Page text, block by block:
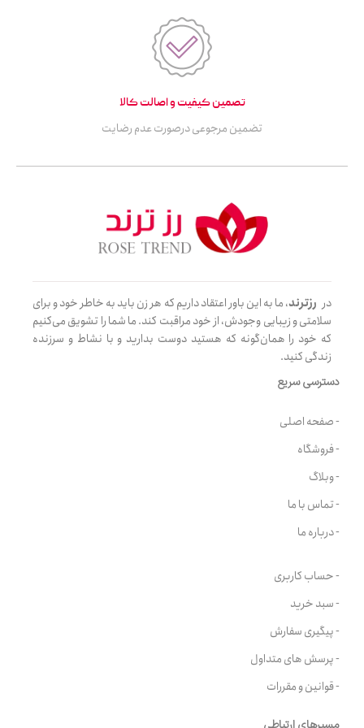
تصمین کیفیت و اصالت کالا
تضمین مرجوعی درصورت عدم رضایت
در رزترند، ما به این باور اعتقاد داریم که هر زن باید به خاطر خود و برای
سلامتی و زیبایی وجودش، از خود مراقبت کند. ما شما را تشویق می‌کنیم
که خود را همان‌گونه که هستید دوست بدارید و با نشاط و سرزنده
زندگی کنید.
دسترسی سریع
- صفحه اصلی
- فروشگاه
- وبلاگ
- تماس با ما
- درباره ما
- حساب کاربری
- سبد خرید
- پیگیری سفارش
- پرسش های متداول
- قوانین و مقررات